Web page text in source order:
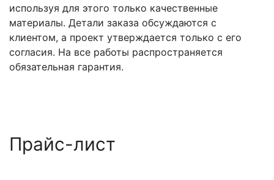
используя для этого только качественные
материалы. Детали заказа обсуждаются с
клиентом, а проект утверждается только с его
согласия. На все работы распространяется
обязательная гарантия.
Прайс-лист